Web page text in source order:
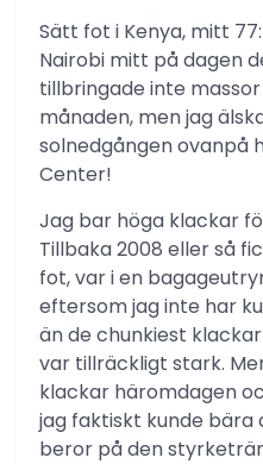
Sätt fot i Kenya, mitt
Nairobi mitt på dagen
tillbringade inte
månaden, men jag
solnedgången ovanpå
Center!
Jag bar höga klackar
Tillbaka 2008 eller så
fot, var i en
eftersom jag inte har
än de chunkiest
var tillräckligt stark.
klackar häromdagen
jag faktiskt kunde
beror på den